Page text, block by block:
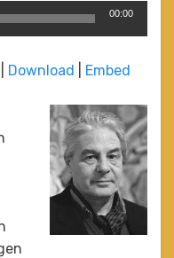
00:00
Download Embed